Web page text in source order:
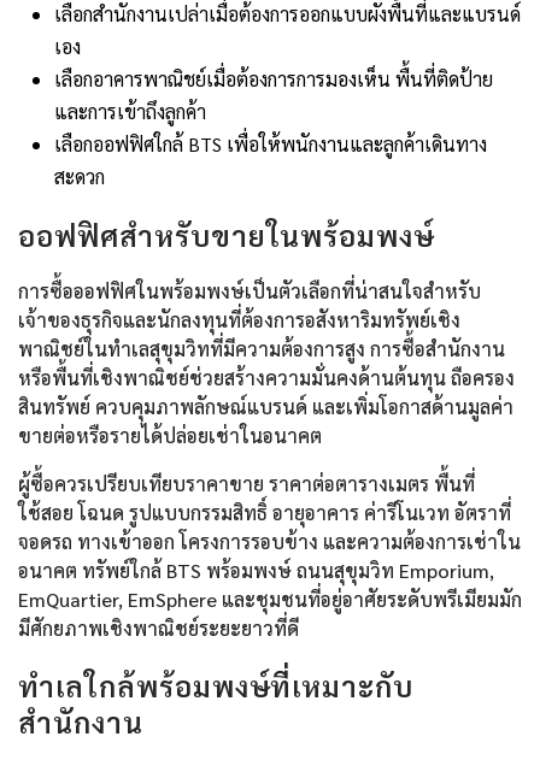
เลือกสำนักงานเปล่าเมื่อต้องการออกแบบผังพื้นที่และแบรนด์
เอง
เลือกอาคารพาณิชย์เมื่อต้องการการมองเห็น พื้นที่ติดป้าย
และการเข้าถึงลูกค้า
เลือกออฟฟิศใกล้ BTS เพื่อให้พนักงานและลูกค้าเดินทาง
สะดวก
ออฟฟิศสำหรับขายในพร้อมพงษ์
การซื้อออฟฟิศในพร้อมพงษ์เป็นตัวเลือกที่น่าสนใจสำหรับ
เจ้าของธุรกิจและนักลงทุนที่ต้องการอสังหาริมทรัพย์เชิง
พาณิชย์ในทำเลสุขุมวิทที่มีความต้องการสูง การซื้อสำนักงาน
หรือพื้นที่เชิงพาณิชย์ช่วยสร้างความมั่นคงด้านต้นทุน ถือครอง
สินทรัพย์ ควบคุมภาพลักษณ์แบรนด์ และเพิ่มโอกาสด้านมูลค่า
ขายต่อหรือรายได้ปล่อยเช่าในอนาคต
ผู้ซื้อควรเปรียบเทียบราคาขาย ราคาต่อตารางเมตร พื้นที่
ใช้สอย โฉนด รูปแบบกรรมสิทธิ์ อายุอาคาร ค่ารีโนเวท อัตราที่
จอดรถ ทางเข้าออก โครงการรอบข้าง และความต้องการเช่าใน
อนาคต ทรัพย์ใกล้ BTS พร้อมพงษ์ ถนนสุขุมวิท Emporium,
EmQuartier, EmSphere และชุมชนที่อยู่อาศัยระดับพรีเมียมมัก
มีศักยภาพเชิงพาณิชย์ระยะยาวที่ดี
ทำเลใกล้พร้อมพงษ์ที่เหมาะกับ
สำนักงาน